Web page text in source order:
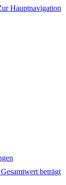
Hauptnavigation
beträgt